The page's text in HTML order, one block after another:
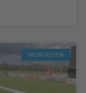
NEUIGKEITEN